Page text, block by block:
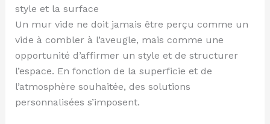
style et la surface
Un mur vide ne doit jamais être perçu comme un
vide à combler à l’aveugle, mais comme une
opportunité d’affirmer un style et de structurer
l’espace. En fonction de la superficie et de
l’atmosphère souhaitée, des solutions
personnalisées s’imposent.